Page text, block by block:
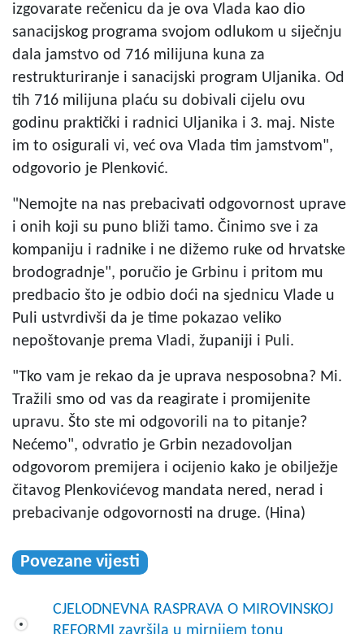
izgovarate rečenicu da je ova Vlada kao dio
sanacijskog programa svojom odlukom u siječnju
dala jamstvo od 716 milijuna kuna za
restrukturiranje i sanacijski program Uljanika. Od
tih 716 milijuna plaću su dobivali cijelu ovu
godinu praktički i radnici Uljanika i 3. maj. Niste
im to osigurali vi, već ova Vlada tim jamstvom",
odgovorio je Plenković.
"Nemojte na nas prebacivati odgovornost uprave
i onih koji su puno bliži tamo. Činimo sve i za
kompaniju i radnike i ne dižemo ruke od hrvatske
brodogradnje", poručio je Grbinu i pritom mu
predbacio što je odbio doći na sjednicu Vlade u
Puli ustvrdivši da je time pokazao veliko
nepoštovanje prema Vladi, županiji i Puli.
"Tko vam je rekao da je uprava nesposobna? Mi.
Tražili smo od vas da reagirate i promijenite
upravu. Što ste mi odgovorili na to pitanje?
Nećemo", odvratio je Grbin nezadovoljan
odgovorom premijera i ocijenio kako je obilježje
čitavog Plenkovićevog mandata nered, nerad i
prebacivanje odgovornosti na druge. (Hina)
Povezane vijesti
CJELODNEVNA RASPRAVA O MIROVINSKOJ
REFORMI završila u mirnijem tonu